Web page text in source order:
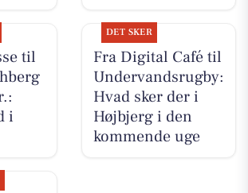
til
i
DET SKER
Fra Digital Café til
Undervandsrugby:
Hvad sker der i
Højbjerg i den
kommende uge